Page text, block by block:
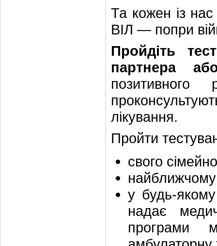
Та кожен із
ВІЛ — попри
Пройдіть
партнера
лікування.
Пройти
свого
найближчому
у будь-
надає
програми